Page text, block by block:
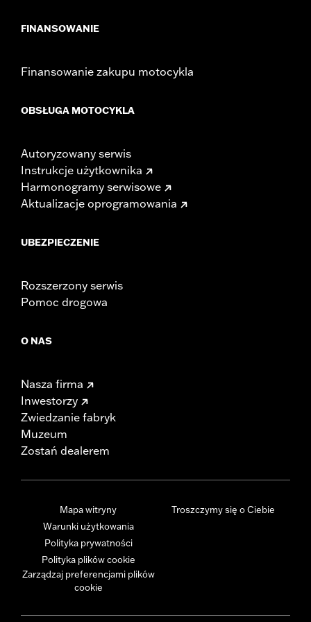
FINANSOWANIE
Finansowanie zakupu motocykla
OBSŁUGA MOTOCYKLA
Autoryzowany serwis
Instrukcje użytkownika
Harmonogramy serwisowe
Aktualizacje oprogramowania
UBEZPIECZENIE
Rozszerzony serwis
Pomoc drogowa
O NAS
Nasza firma
Inwestorzy
Zwiedzanie fabryk
Muzeum
Zostań dealerem
Mapa witryny
Warunki użytkowania
Polityka prywatności
Polityka plików cookie
Zarządzaj preferencjami plików
cookie
Troszczymy się o Ciebie